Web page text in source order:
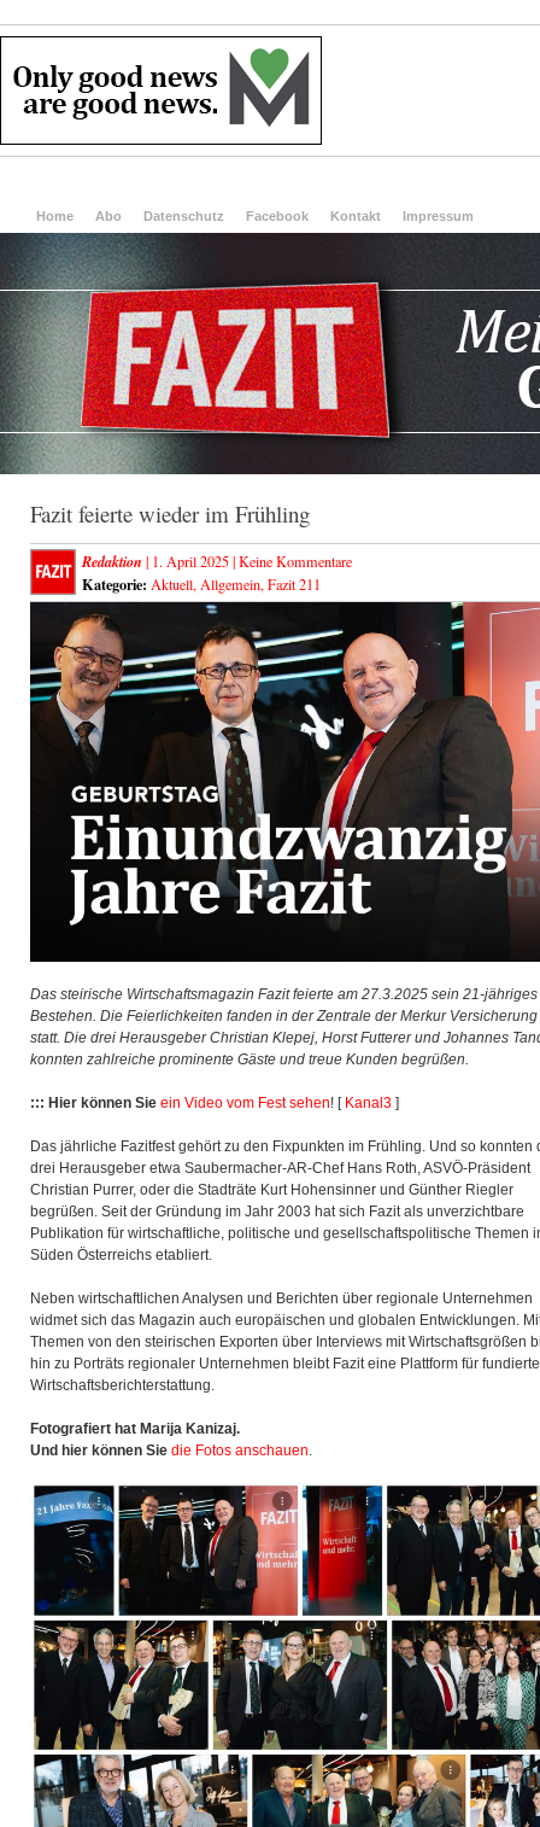
Home Abo Datenschutz Facebook Kontakt Impressum
Fazit feierte wieder im Frühling
Redaktion | 1. April 2025 |Keine Kommentare
Kategorie: Aktuell, Allgemein, Fazit 211
Das steirische Wirtschaftsmagazin Fazit feierte am 27.3.2025 sein 21-jähriges
Bestehen. Die Feierlichkeiten fanden in der Zentrale der Merkur Versicherung
statt. Die drei Herausgeber Christian Klepej, Horst Futterer und Johannes
konnten zahlreiche prominente Gäste und treue Kunden begrüßen.
::: Hier können Sie ein Video vom Fest sehen! [ Kanal3 ]
Das jährliche Fazitfest gehört zu den Fixpunkten im Frühling. Und so konnten
drei Herausgeber etwa Saubermacher-AR-Chef Hans Roth, ASVÖ-Präsident
Christian Purrer, oder die Stadträte Kurt Hohensinner und Günther Riegler
begrüßen. Seit der Gründung im Jahr 2003 hat sich Fazit als unverzichtbare
Publikation für wirtschaftliche, politische und gesellschaftspolitische Themen
Süden Österreichs etabliert.
Neben wirtschaftlichen Analysen und Berichten über regionale Unternehmen
widmet sich das Magazin auch europäischen und globalen Entwicklungen.
Themen von den steirischen Exporten über Interviews mit Wirtschaftsgrößen
hin zu Porträts regionaler Unternehmen bleibt Fazit eine Plattform für fundierte
Wirtschaftsberichterstattung.
Fotografiert hat Marija Kanizaj.
Und hier können Sie die Fotos anschauen.